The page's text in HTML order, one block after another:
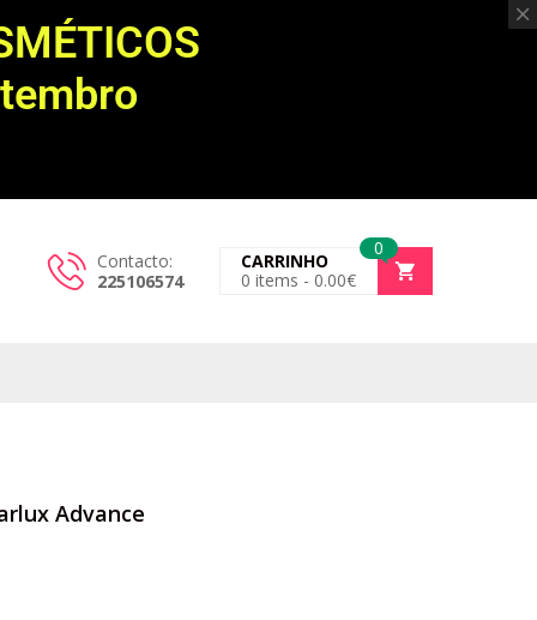
Contacto:
225106574
0
CARRINHO
0 items - 0.00€
Advance